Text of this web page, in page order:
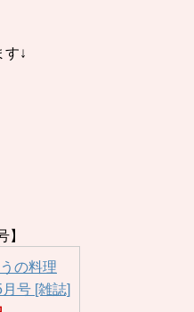
す↓
】
の料理
号 [雑誌]